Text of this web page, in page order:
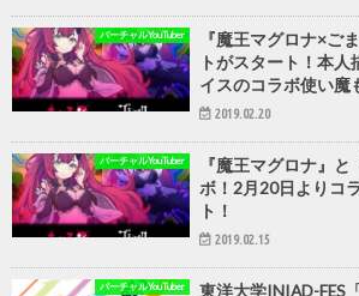
バーチャルYouTuber
『魔王マグロナ×ご
トがスタート！本
イスのコラボ使い魔
2019.02.20
バーチャルYouTuber
『魔王マグロナ』
ボ！2月20日よりコ
ト！
2019.02.15
バーチャルYouTuber
東洋大学INIAD-FES